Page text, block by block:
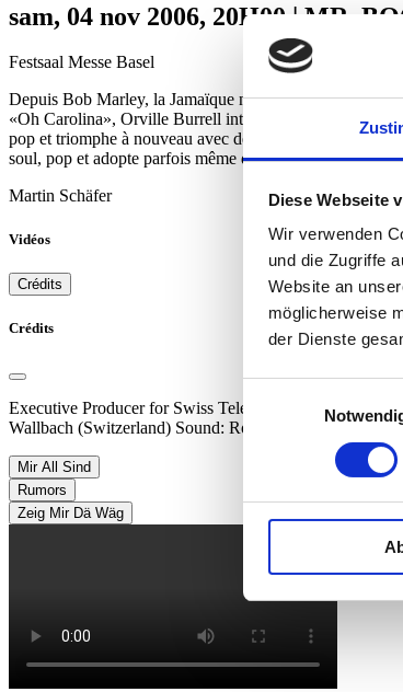
Diese Webseite
Wir verwenden
und die Zugriffe
Website an
möglicherweise
der Dienste
sam, 04 nov 2006, 20H00 | MR.
Festsaal Messe Basel
Depuis Bob Marley, la Jamaïque n’avait jamais connu
«Oh Carolina», Orville Burrell introduit en 1992 pour la
pop et triomphe à nouveau avec des morceaux tels que
soul, pop et adopte parfois même des sons plus rock.
Martin Schäfer
Vidéos
Crédits
Crédits
Executive Producer for Swiss Television (SF): Yvonne
Wallbach (Switzerland) Sound: Ron Kurz, Hard
Mir All Sind
Rumors
Zeig Mir Dä Wäg